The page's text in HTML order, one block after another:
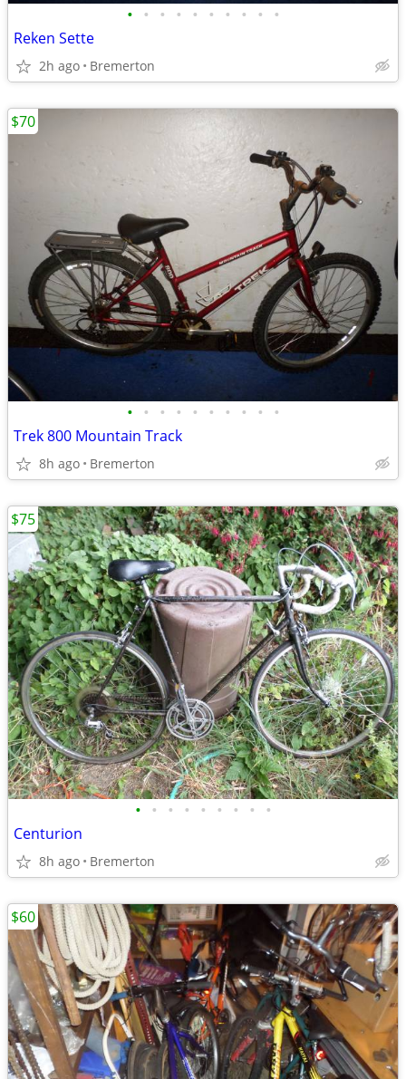
• • • • • • • • • •
Reken Sette
2h ago Bremerton
• • • • • • • • • •
Trek 800 Mountain Track
8h ago Bremerton
$70
• • • • • • • • •
Centurion
8h ago Bremerton
$75
$60